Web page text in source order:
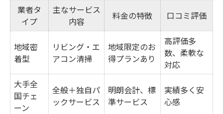
ポイント
口コミや評価を活かした賢い選び方
追加料金を防ぐための見積もりチェック
女性スタッフ対応や支払い方法の確認
家全体の快適を叶えるまとめ依頼のコツ
リビングと水回りを同時に頼むメリット
まとめて依頼時の料金目安早見表
業者タ
イプ
主なサービス
内容
料金の特徴 口コミ評価
地域密
着型
リビング・エ
アコン清掃
地域限定のお
得プランあり
高評価多
数、柔軟な
対応
大手全
国チェ
ーン
全般＋独自パ
ックサービス
明朗会計、標
準サービス
実績多く安
心感